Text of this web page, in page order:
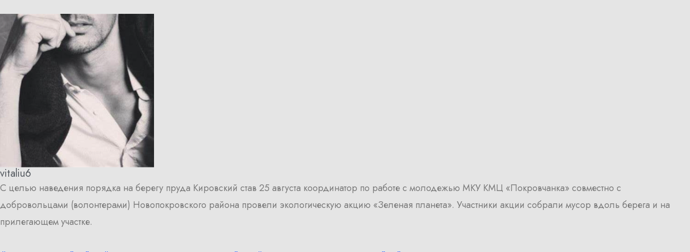
vitaliu6
С целью наведения порядка на берегу пруда Кировский став 25 августа координатор по работе с молодежью МКУ КМЦ «Покровчанка» совместно с
добровольцами (волонтерами) Новопокровского района провели экологическую акцию «Зеленая планета». Участники акции собрали мусор вдоль берега и на
прилегающем участке.